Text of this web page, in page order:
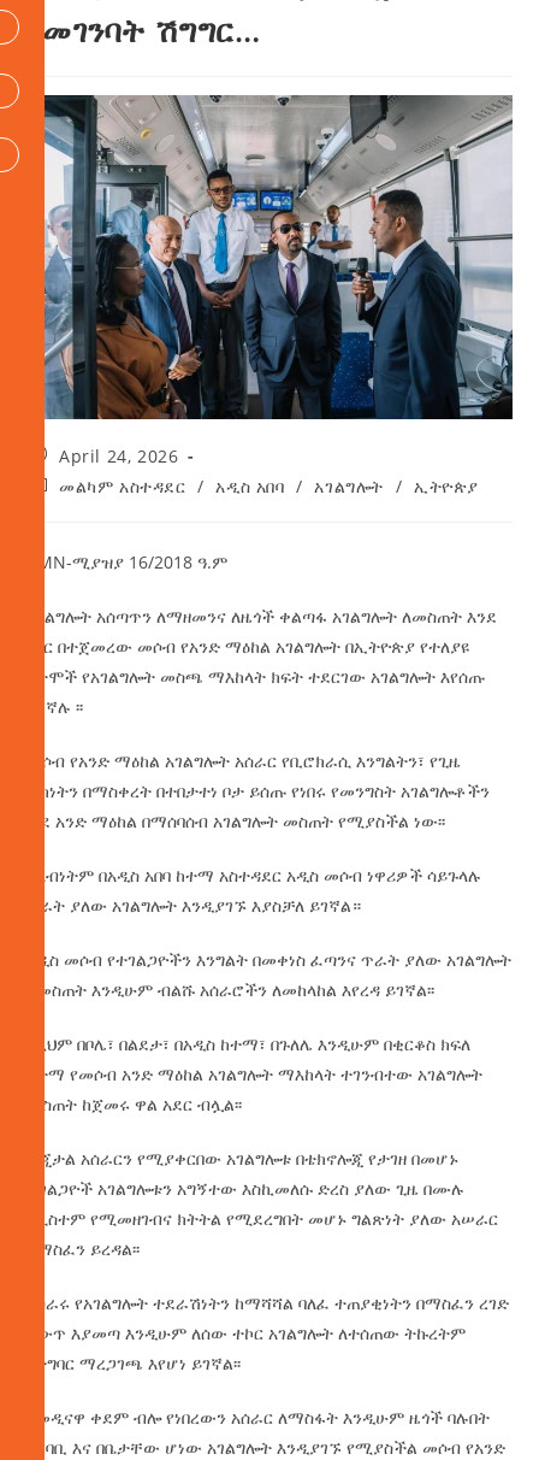
የመገንባት ሽግግር…
April 24, 2026
መልካም አስተዳደር / አዲስ አበባ / አገልግሎት / ኢትዮጵያ
AMN-ሚያዝያ 16/2018 ዓ.ም
አገልግሎት አሰጣጥን ለማዘመንና ለዜጎች ቀልጣፋ አገልግሎት ለመስጠት እንደ
ሃገር በተጀመረው መሶብ የአንድ ማዕከል አገልግሎት በኢትዮጵያ የተለያዩ
ከተሞች የአገልግሎት መስጫ ማእከላት ክፍት ተደርገው አገልግሎት እየሰጡ
ይገኛሉ ፡፡
መሶብ የአንድ ማዕከል አገልግሎት አሰራር የቢሮክራሲ እንግልትን፣ የጊዜ
ብክነትን በማስቀረት በተበታተነ ቦታ ይሰጡ የነበሩ የመንግስት አገልግሎቶችን
ወደ አንድ ማዕከል በማሰባሰብ አገልግሎት መስጠት የሚያስችል ነው፡፡
ለአብነትም በአዲስ አበባ ከተማ አስተዳደር አዲስ መሶብ ነዋሪዎች ሳይጉላሉ
ጥራት ያለው አገልግሎት እንዲያገኙ እያስቻለ ይገኛል።
አዲስ መሶብ የተገልጋዮችን እንግልት በመቀነስ ፈጣንና ጥራት ያለው አገልግሎት
ለመስጠት እንዲሁም ብልሹ አሰራሮችን ለመከላከል እየረዳ ይገኛል፡፡
በዚህም በቦሌ፣ በልደታ፣ በአዲስ ከተማ፣ በጉለሌ እንዲሁም በቂርቆስ ክፍለ
ከተማ የመሶብ አንድ ማዕከል አገልግሎት ማእከላት ተገንብተው አገልግሎት
መስጠት ከጀመሩ ዋል አደር ብሏል፡፡
ዲጂታል አሰራርን የሚያቀርበው አገልግሎቱ በቴክኖሎጂ የታገዘ በመሆኑ
ተገልጋዮች አገልግሎቱን አግኝተው እስኪመለሱ ድረስ ያለው ጊዜ በሙሉ
በሲስተም የሚመዘገብና ክትትል የሚደረግበት መሆኑ ግልጽነት ያለው አሠራር
ለማስፈን ይረዳል፡፡
አሰራሩ የአገልግሎት ተደራሽነትን ከማሻሻል ባለፈ ተጠያቂነትን በማስፈን ረገድ
ለውጥ እያመጣ እንዲሁም ለሰው ተኮር አገልግሎት ለተሰጠው ትኩረትም
የተግባር ማረጋገጫ እየሆነ ይገኛል፡፡
በመዲናዋ ቀደም ብሎ የነበረውን አሰራር ለማስፋት እንዲሁም ዜጎች ባሉበት
አካባቢ እና በቤታቸው ሆነው አገልግሎት እንዲያገኙ የሚያስችል መሶብ የአንድ